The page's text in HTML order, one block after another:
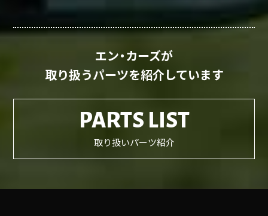
エン・カーズが
取り扱うパーツを紹介しています
PARTS LIST
取り扱いパーツ紹介